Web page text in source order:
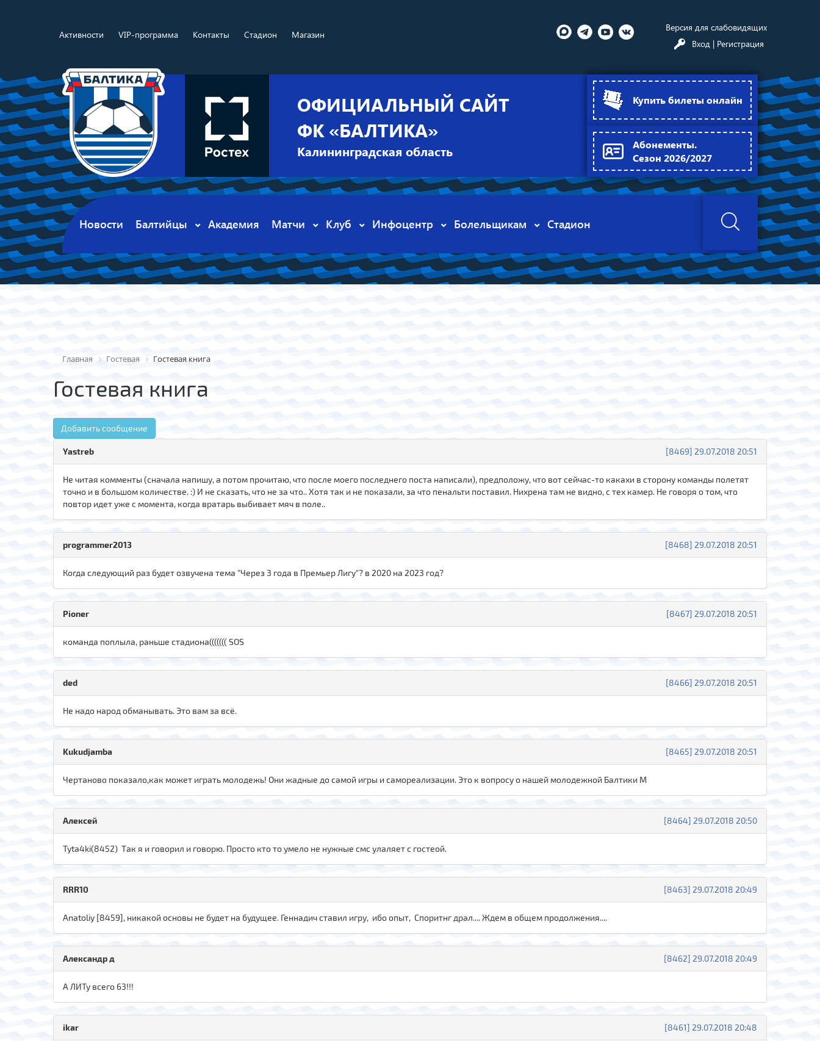
Активности VIP-программа Контакты Стадион Магазин
Версия для слабовидящих
Вход | Регистрация
ОФИЦИАЛЬНЫЙ САЙТ
ФК «БАЛТИКА»
Калининградская область
Купить билеты онлайн
Абонементы.
Сезон 2026/2027
Новости Балтийцы Академия Матчи Клуб Инфоцентр Болельщикам Стадион
Главная Гостевая Гостевая книга
Гостевая книга
Добавить сообщение
[8469] 29.07.2018 20:51
Yastreb
Не читая комменты (сначала напишу, а потом прочитаю, что после моего последнего поста написали), предположу, что вот сейчас-то какахи в сторону команды полетят
точно и в большом количестве. :) И не сказать, что не за что.. Хотя так и не показали, за что пенальти поставил. Нихрена там не видно, с тех камер. Не говоря о том, что
повтор идет уже с момента, когда вратарь выбивает мяч в поле..
[8468] 29.07.2018 20:51
programmer2013
Когда следующий раз будет озвучена тема "Через 3 года в Премьер Лигу"? в 2020 на 2023 год?
[8467] 29.07.2018 20:51
Pioner
команда поплыла, раньше стадиона((((((( SOS
[8466] 29.07.2018 20:51
ded
Не надо народ обманывать. Это вам за всё.
[8465] 29.07.2018 20:51
Kukudjamba
Чертаново показало,как может играть молодежь! Они жадные до самой игры и самореализации. Это к вопросу о нашей молодежной Балтики М
[8464] 29.07.2018 20:50
Алексей
Tyta4ki(8452) Так я и говорил и говорю. Просто кто то умело не нужные смс улаляет с гостеой.
[8463] 29.07.2018 20:49
RRR10
Anatoliy [8459], никакой основы не будет на будущее. Геннадич ставил игру, ибо опыт, Споритнг драл.... Ждем в общем продолжения....
[8462] 29.07.2018 20:49
Александр д
А ЛИТу всего 63!!!
[8461] 29.07.2018 20:48
ikar